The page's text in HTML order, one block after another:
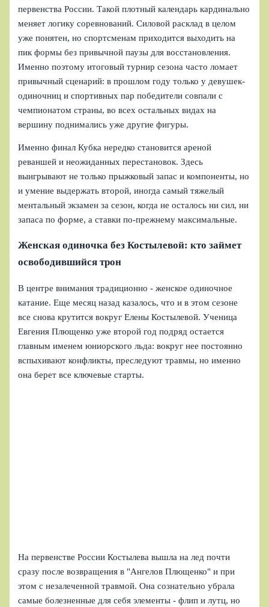
первенства России. Такой плотный календарь кардинально
меняет логику соревнований. Силовой расклад в целом
уже понятен, но спортсменам приходится выходить на
пик формы без привычной паузы для восстановления.
Именно поэтому итоговый турнир сезона часто ломает
привычный сценарий: в прошлом году только у девушек-
одиночниц и спортивных пар победители совпали с
чемпионатом страны, во всех остальных видах на
вершину поднимались уже другие фигуры.
Именно финал Кубка нередко становится ареной
реваншей и неожиданных перестановок. Здесь
выигрывают не только прыжковый запас и компоненты, но
и умение выдержать второй, иногда самый тяжелый
ментальный экзамен за сезон, когда не осталось ни сил, ни
запаса по форме, а ставки по-прежнему максимальные.
Женская одиночка без Костылевой: кто займет
освободившийся трон
В центре внимания традиционно - женское одиночное
катание. Еще месяц назад казалось, что и в этом сезоне
все снова крутится вокруг Елены Костылевой. Ученица
Евгения Плющенко уже второй год подряд остается
главным именем юниорского льда: вокруг нее постоянно
вспыхивают конфликты, преследуют травмы, но именно
она берет все ключевые старты.
На первенстве России Костылева вышла на лед почти
сразу после возвращения в "Ангелов Плющенко" и при
этом с незалеченной травмой. Она сознательно убрала
самые болезненные для себя элементы - флип и лутц, но